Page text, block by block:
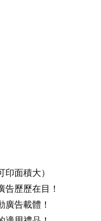
面積大）
歷歷在目！
告載體！